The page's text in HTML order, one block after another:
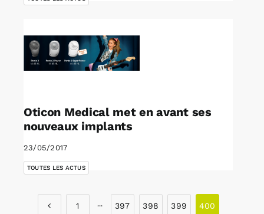
Oticon Medical met en avant ses
nouveaux implants
23/05/2017
TOUTES LES ACTUS
1 ··· 397 398 399 400